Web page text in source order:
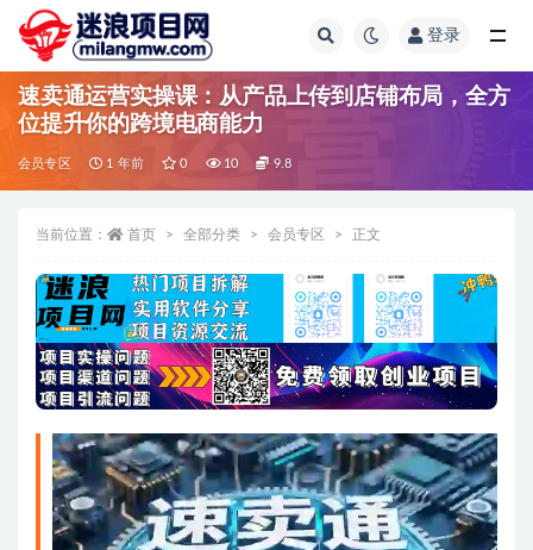
登录
速卖通运营实操课：从产品上传到店铺布局，全方
位提升你的跨境电商能力
会员专区 1 年前 0 10 9.8
当前位置： 首页 全部分类 会员专区 正文
全部